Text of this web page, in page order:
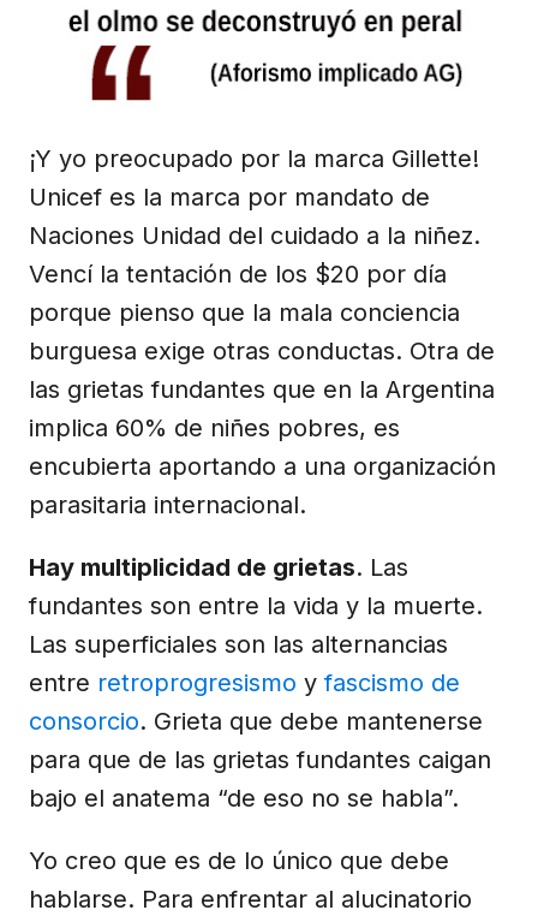
¡Y yo preocupado por la marca Gillette!
Unicef es la marca por mandato de
Naciones Unidad del cuidado a la niñez.
Vencí la tentación de los $20 por día
porque pienso que la mala conciencia
burguesa exige otras conductas. Otra de
las grietas fundantes que en la Argentina
implica 60% de niñes pobres, es
encubierta aportando a una organización
parasitaria internacional.
Hay multiplicidad de grietas. Las
fundantes son entre la vida y la muerte.
Las superficiales son las alternancias
entre retroprogresismo yfascismo de
consorcio. Grieta que debe mantenerse
para que de las grietas fundantes caigan
bajo el anatema “de eso no se habla”.
Yo creo que es de lo único que debe
hablarse. Para enfrentar al alucinatorio